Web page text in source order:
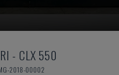
- CLX 550
2018-00002